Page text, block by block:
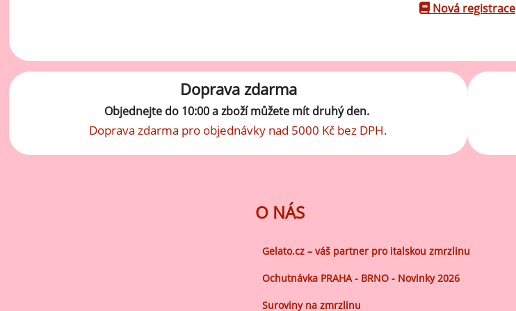
Kokosové ochucovací pasty
výrobu kvalitní zmrzliny
zralé ovoce
Doplňkové ingredience
Posypy pro dekoraci
Zmrzlinové kornoutky
Cukrářské polevy
Ochucovací sušené ingredience
Nová registrace
Doprava zdarma
Objednejte do 10:00 a zboží můžete mít druhý den.
Doprava zdarma pro objednávky nad 5000 Kč bez DPH.
O NÁS
Gelato.cz – váš partner pro italskou zmrzlinu
Ochutnávka PRAHA - BRNO - Novinky 2026
Suroviny na zmrzlinu